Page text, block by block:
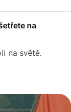
na
na světě.